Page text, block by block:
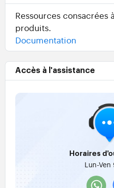
Ressources consacrées
produits.
Documentation
Accès à l'assistance
Horaires
Lun-Ven